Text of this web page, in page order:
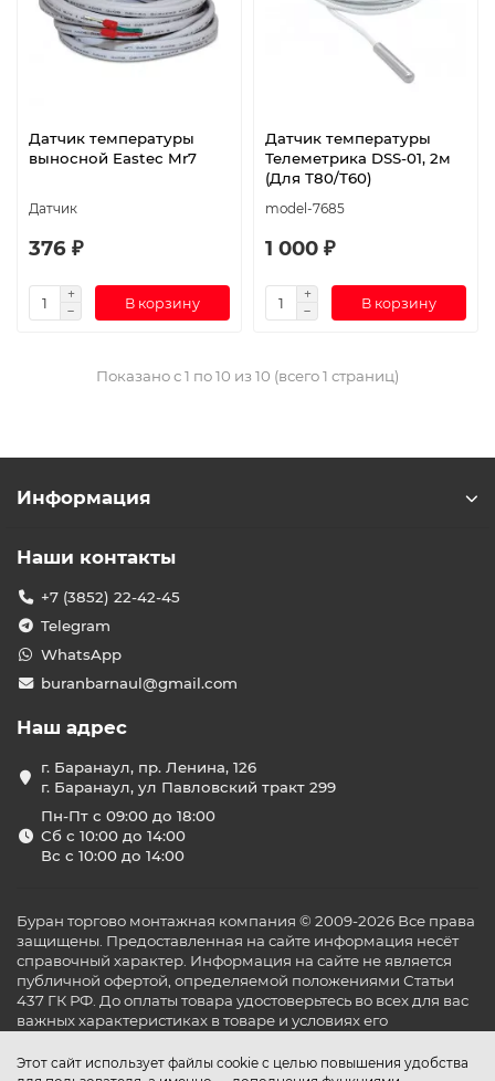
Датчик температуры
выносной Eastec Mr7
Датчик
376 ₽
В корзину
Датчик температуры
Телеметрика DSS-01, 2м
(Для Т80/Т60)
model-7685
1 000 ₽
В корзину
Показано с 1 по 10 из 10 (всего 1 страниц)
Этот сайт использует файлы cookie с целью повышения удобства
Информация
Наши контакты
+7 (3852) 22-42-45
Telegram
WhatsApp
buranbarnaul@gmail.com
Наш адрес
г. Баранаул, пр. Ленина, 126
г. Баранаул, ул Павловский тракт 299
Пн-Пт с 09:00 до 18:00
Сб с 10:00 до 14:00
Вс с 10:00 до 14:00
Буран торгово монтажная компания © 2009-2026 Все права
защищены. Предоставленная на сайте информация несёт
справочный характер. Информация на сайте не является
публичной офертой, определяемой положениями Статьи
437 ГК РФ. До оплаты товара удостоверьтесь во всех для вас
важных характеристиках в товаре и условиях его